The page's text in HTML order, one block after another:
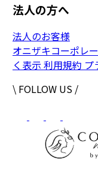
法人の方へ
法人のお客様
オニザキコーポレ
く表示 利用規約 プ
\ FOLLOW US /